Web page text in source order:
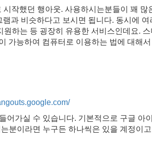
작했던 행아웃. 사용하시는분들이 꽤
과 비슷하다고 보시면 됩니다. 동시에
원하는 등 굉장히 유용한 서비스인데요.
가능하여 컴퓨터로 이용하는 법에 대해
어가실 수 있습니다. 기본적으로 구글 아
분이라면 누구든 하나씩은 있을 계정이